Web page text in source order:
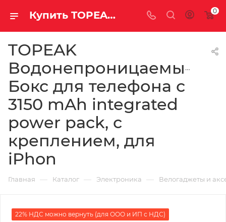
Купить TOPEAK Водонепроницаемый Бокс для телефона с 3150 mAh integrated power pack, с креплением, для iPhon за рублей, а со скидкой 0
TOPEAK
Водонепроницаемый
Бокс для телефона с
3150 mAh integrated
power pack, с
креплением, для
iPhon
Главная — Каталог — Электроника — Велогаджеты и
22% НДС можно вернуть (для ООО и ИП с НДС)